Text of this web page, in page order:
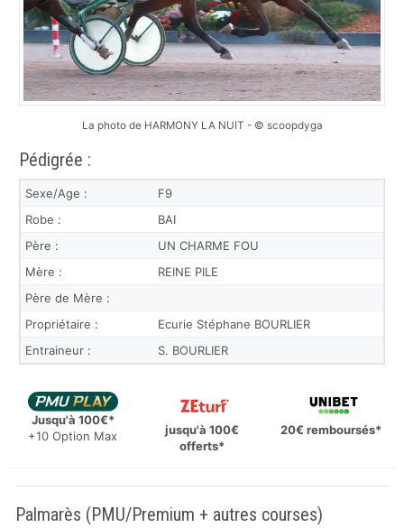
La photo de HARMONY LA NUIT - © scoopdyga
Pédigrée :
Sexe/Age :
F9
Robe :
BAI
Père :
UN CHARME FOU
Mère :
REINE PILE
Père de Mère :
Propriétaire :
Ecurie Stéphane BOURLIER
Entraineur :
S. BOURLIER
Jusqu'à 100€*
+10 Option Max
jusqu'à 100€
offerts*
20€ remboursés*
Palmarès (PMU/Premium + autres courses)